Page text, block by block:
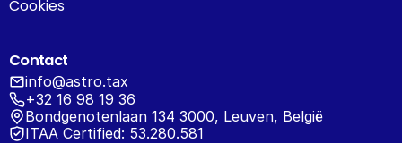
Cookies
Contact
info@astro.tax
+32 16 98 19 36
Bondgenotenlaan 134 3000, Leuven, België
ITAA Certified: 53.280.581